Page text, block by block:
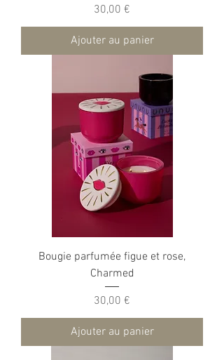
Prix
30,00 €
Ajouter au panier
Bougie parfumée figue et rose,
Charmed
Prix
30,00 €
Ajouter au panier